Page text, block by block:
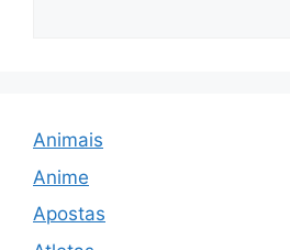
Animais
Anime
Apostas